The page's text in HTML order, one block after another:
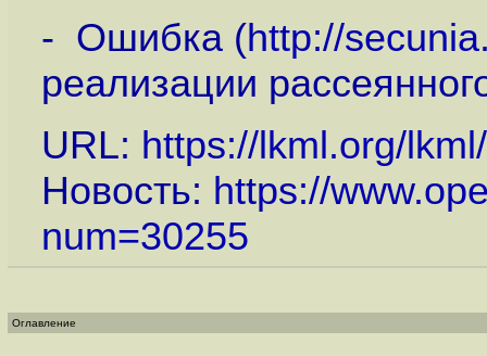
- Ошибка (http://
реализации
URL: https://lkml.org/
Новость: https://
num=30255
Оглавление